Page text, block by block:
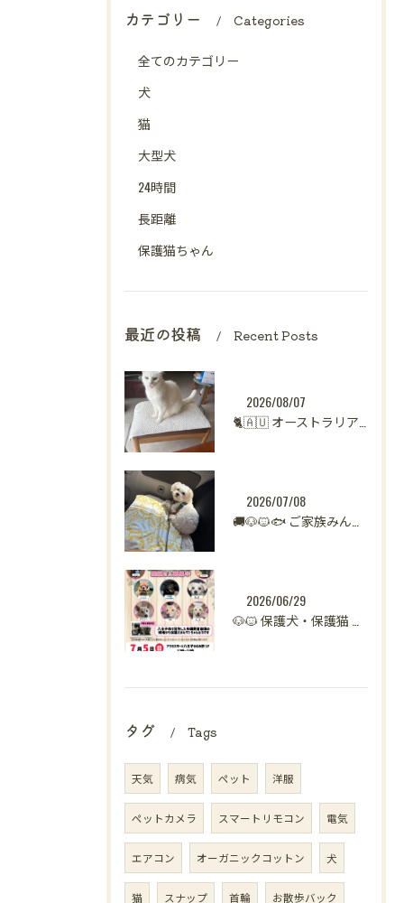
カテゴリー Categories
全てのカテゴリー
犬
猫
大型犬
24時間
長距離
保護猫ちゃん
最近の投稿 Recent Posts
2026/08/07
2026/07/08
2026/06/29
タグ Tags
天気 病気 ペット 洋服
ペットカメラ スマートリモコン 電気
エアコン オーガニックコットン 犬
猫 スナップ 首輪 お散歩バック